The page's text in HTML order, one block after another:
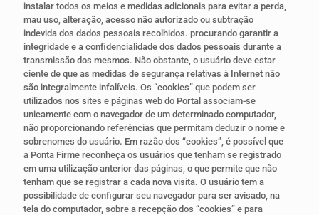
instalar todos os meios e medidas adicionais para evitar a perda,
mau uso, alteração, acesso não autorizado ou subtração
indevida dos dados pessoais recolhidos. procurando garantir a
integridade e a confidencialidade dos dados pessoais durante a
transmissão dos mesmos. Não obstante, o usuário deve estar
ciente de que as medidas de segurança relativas à Internet não
são integralmente infalíveis. Os “cookies” que podem ser
utilizados nos sites e páginas web do Portal associam-se
unicamente com o navegador de um determinado computador,
não proporcionando referências que permitam deduzir o nome e
sobrenomes do usuário. Em razão dos “cookies”, é possível que
a Ponta Firme reconheça os usuários que tenham se registrado
em uma utilização anterior das páginas, o que permite que não
tenham que se registrar a cada nova visita. O usuário tem a
possibilidade de configurar seu navegador para ser avisado, na
tela do computador, sobre a recepção dos “cookies” e para